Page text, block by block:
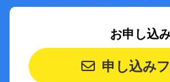
お申し込
申し込み